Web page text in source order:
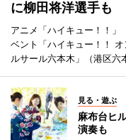
に柳田将洋選手も
アニメ「ハイキュー！！」
ベント「ハイキュー！！
ルサール六本木」（港区六
見る・遊ぶ
麻布台ヒ
演奏も